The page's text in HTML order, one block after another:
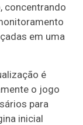
concentrando
em uma
é
o jogo
para
inicial